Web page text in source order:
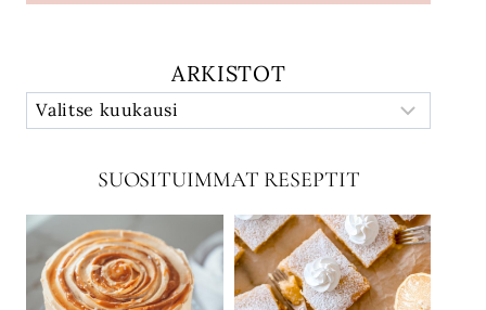
ARKISTOT
SUOSITUIMMAT RESEPTIT